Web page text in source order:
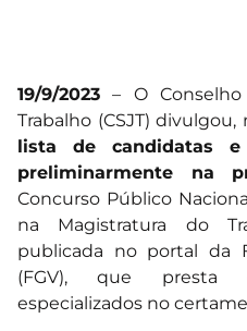
19/9/2023 – O
Trabalho (CSJT) divulgou,
lista de candidatas e
preliminarmente na
Concurso Público
na Magistratura do
publicada no portal da
(FGV), que presta
especializados no